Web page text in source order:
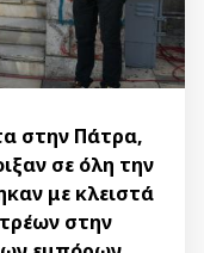
στην Πάτρα,
σε όλη την
με κλειστά
στην